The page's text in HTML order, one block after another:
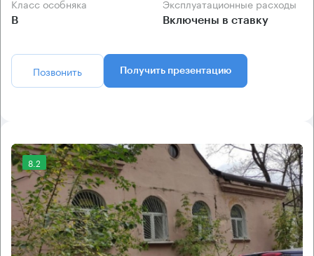
Класс особняка
B
Эксплуатационные расходы
Включены в ставку
Позвонить Получить презентацию
8.2